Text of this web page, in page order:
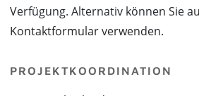
Verfügung. Alternativ können Sie
Kontaktformular verwenden.
PROJEKTKOORDINATION